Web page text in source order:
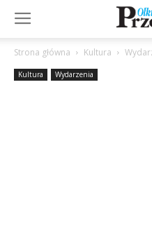
Strona główna Kultura
Kultura Wydarzenia